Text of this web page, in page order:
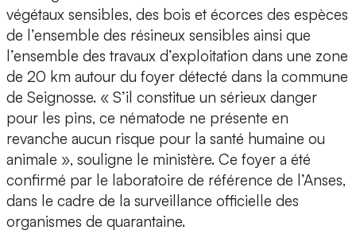
végétaux sensibles, des bois et écorces des espèces
de l’ensemble des résineux sensibles ainsi que
l’ensemble des travaux d’exploitation dans une zone
de 20 km autour du foyer détecté dans la commune
de Seignosse. « S’il constitue un sérieux danger
pour les pins, ce nématode ne présente en
revanche aucun risque pour la santé humaine ou
animale », souligne le ministère. Ce foyer a été
confirmé par le laboratoire de référence de l’Anses,
dans le cadre de la surveillance officielle des
organismes de quarantaine.